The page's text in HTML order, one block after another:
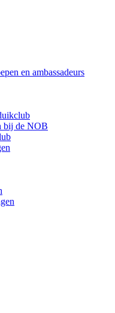
en ambassadeurs
bij de NOB